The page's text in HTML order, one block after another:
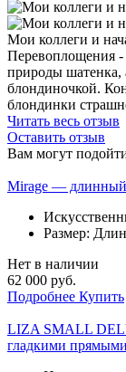
Мои коллеги и
Перевоплощения -
природы шатенка,
блондиночкой.
блондинки
Читать весь отзыв
Оставить отзыв
Вам могут
Mirage — длинный
Размер:
Нет в наличии
62 000 руб.
Подробнее Купить
LIZA SMALL
гладкими